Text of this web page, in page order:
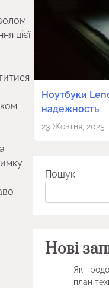
цієї
Ноутбуки
надежность
23 Жовтня, 2025
Пошук
Нові
Як
план